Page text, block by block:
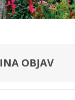
OBJAV